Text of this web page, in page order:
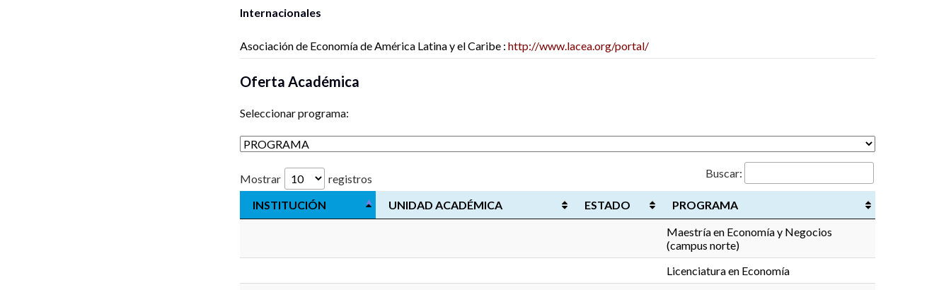
Internacionales
Asociación de Economía de América Latina y el Caribe : http://www.lacea.org/portal/
Oferta Académica
Seleccionar programa:
Mostrar registros Buscar:
INSTITUCIÓN UNIDAD ACADÉMICA ESTADO
PROGRAMA
Maestría en Economía y Negocios
(campus norte)
Licenciatura en Economía